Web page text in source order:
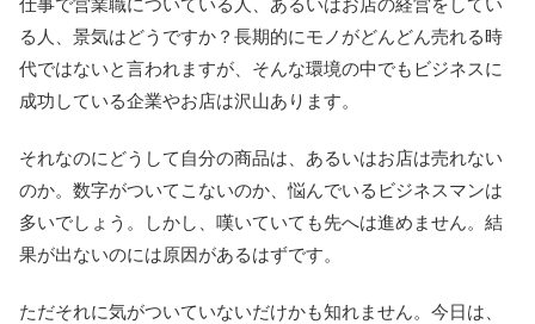
仕事で営業職についている人、あるいはお店の経営をしてい
る人、景気はどうですか？長期的にモノがどんどん売れる時
代ではないと言われますが、そんな環境の中でもビジネスに
成功している企業やお店は沢山あります。
それなのにどうして自分の商品は、あるいはお店は売れない
のか。数字がついてこないのか、悩んでいるビジネスマンは
多いでしょう。しかし、嘆いていても先へは進めません。結
果が出ないのには原因があるはずです。
ただそれに気がついていないだけかも知れません。今日は、